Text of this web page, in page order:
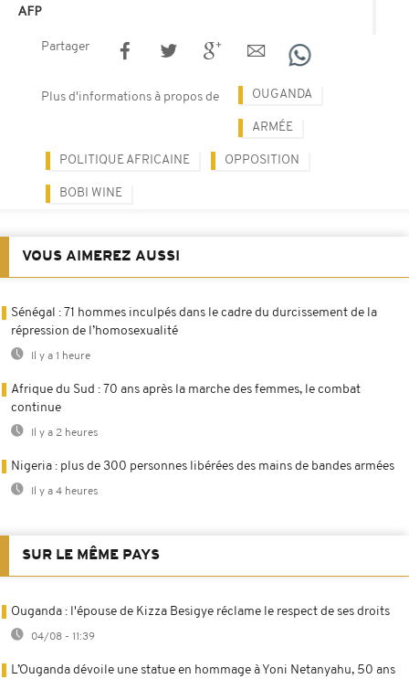
AFP
Partager
Plus d'informations à propos de OUGANDA
ARMÉE
POLITIQUE AFRICAINE OPPOSITION
BOBI WINE
VOUS AIMEREZ AUSSI
Sénégal : 71 hommes inculpés dans le cadre du durcissement de la
répression de l’homosexualité
Il y a 1 heure
Afrique du Sud : 70 ans après la marche des femmes, le combat
continue
Il y a 2 heures
Nigeria : plus de 300 personnes libérées des mains de bandes armées
Il y a 4 heures
SUR LE MÊME PAYS
Ouganda : l'épouse de Kizza Besigye réclame le respect de ses droits
04/08 - 11:39
L’Ouganda dévoile une statue en hommage à Yoni Netanyahu, 50 ans